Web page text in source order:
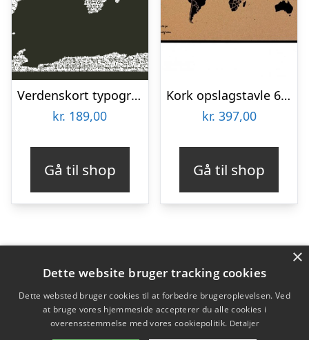
Verdenskort typografi af Illux
kr. 189,00
Gå til shop
Kork opslagstavle 60×90 cm. med sort verdenskort i en sort ramme
kr. 397,00
Gå til shop
Varekategorier
Produkter
×
Dette website bruger tracking cookies
Dette websted bruger cookies til at forbedre brugeroplevelsen. Ved
at bruge vores hjemmeside accepterer du alle cookies i
overensstemmelse med vores cookiepolitik. Detaljer